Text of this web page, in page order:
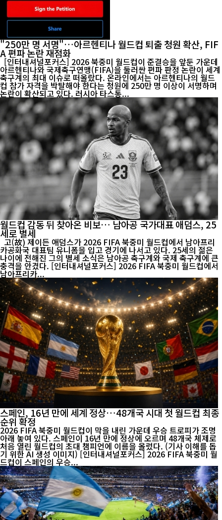
"250만 명 서명"…아르헨티나 월드컵 퇴출 청원 확산, FIF
A 편파 논란 재점화
[인터내셔널포커스] 2026 북중미 월드컵이 준결승을 앞둔 가운데
아르헨티나와 국제축구연맹(FIFA)을 둘러싼 편파 판정 논란이 세계
축구계의 최대 이슈로 떠올랐다. 온라인에서는 아르헨티나의 월드
컵 참가 자격을 박탈해야 한다는 청원에 250만 명 이상이 서명하며
논란이 확산되고 있다. 러시아 타스통...
월드컵 감동 뒤 찾아온 비보… 남아공 국가대표 애덤스, 25
세로 별세
카공화국 대표팀 유니폼을 입고 경기에 나서고 있다. 25세의 젊은
나이에 전해진 그의 별세 소식은 남아공 축구계와 국제 축구계에 큰
충격을 안겼다. [인터내셔널포커스] 2026 FIFA 북중미 월드컵에서
남아프리카...
스페인, 16년 만에 세계 정상…48개국 시대 첫 월드컵 최종
순위 확정
2026 FIFA 북중미 월드컵이 막을 내린 가운데 우승 트로피가 조명
아래 놓여 있다. 스페인이 16년 만에 정상에 오르며 48개국 체제로
처음 열린 월드컵의 초대 챔피언에 이름을 올렸다. (기사 이해를 돕
기 위한 AI 생성 이미지) [인터내셔널포커스] 2026 FIFA 북중미 월
드컵이 스페인의 우승...